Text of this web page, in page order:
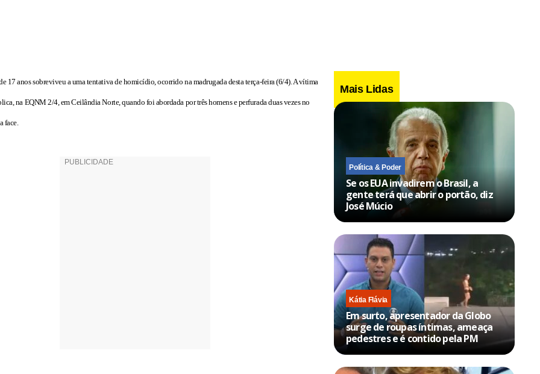
17 anos sobreviveu a uma tentativa de homicídio, ocorrido na madrugada desta terça-feira (6/4). A vítima
na EQNM 2/4, em Ceilândia Norte, quando foi abordada por três homens e perfurada duas vezes no
face.
Mais Lidas
Política & Poder
Se os EUA invadirem o Brasil, a
gente terá que abrir o portão, diz
José Múcio
Kátia Flávia
Em surto, apresentador da Globo
surge de roupas íntimas, ameaça
pedestres e é contido pela PM